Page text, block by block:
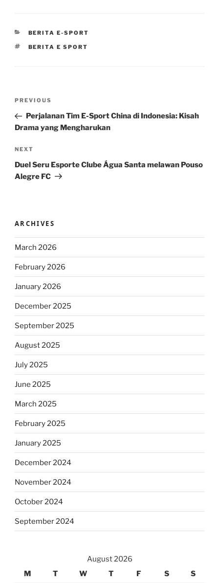
CATEGORIES
BERITA E-SPORT
TAGS
BERITA E SPORT
Previous
Post
PREVIOUS
Perjalanan Tim E-Sport China di Indonesia: Kisah
Drama yang Mengharukan
Next
Post
NEXT
Duel Seru Esporte Clube Água Santa melawan Pouso
Alegre FC
ARCHIVES
March 2026
February 2026
January 2026
December 2025
September 2025
August 2025
July 2025
June 2025
March 2025
February 2025
January 2025
December 2024
November 2024
October 2024
September 2024
August 2026
M
T W T F S S